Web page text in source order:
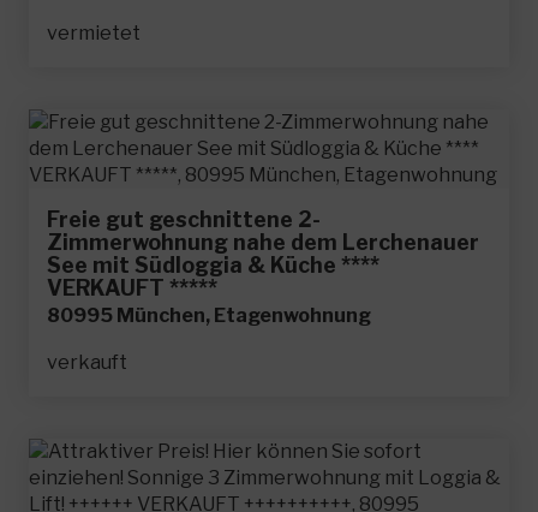
vermietet
Freie gut geschnittene 2-
Zimmerwohnung nahe dem Lerchenauer
See mit Südloggia & Küche ****
VERKAUFT *****
80995 München, Etagenwohnung
verkauft